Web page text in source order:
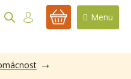
NÁKUPNÍ